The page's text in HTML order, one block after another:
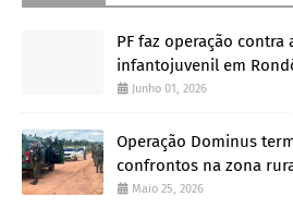
PF faz operação contra
infantojuvenil em
Junho 01, 2026
Operação Dominus
confrontos na zona
Maio 25, 2026